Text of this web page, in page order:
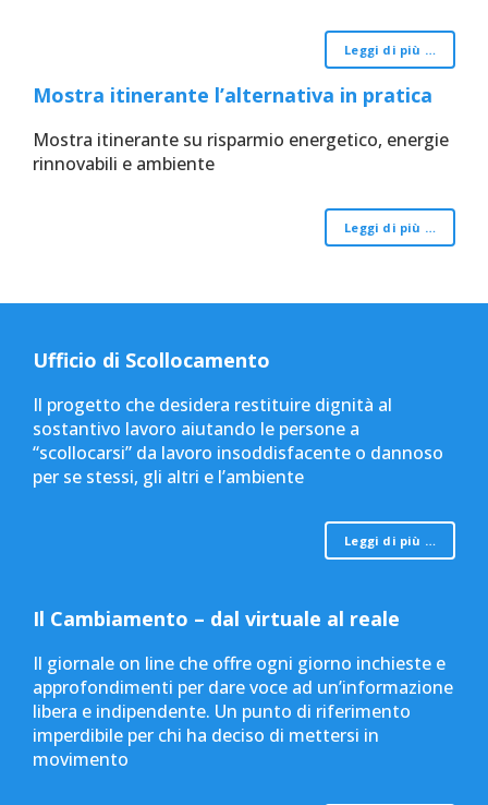
Leggi di più …
Mostra itinerante l’alternativa in pratica
Mostra itinerante su risparmio energetico, energie
rinnovabili e ambiente
Leggi di più …
Ufficio di Scollocamento
Il progetto che desidera restituire dignità al
sostantivo lavoro aiutando le persone a
“scollocarsi” da lavoro insoddisfacente o dannoso
per se stessi, gli altri e l’ambiente
Leggi di più …
Il Cambiamento – dal virtuale al reale
Il giornale on line che offre ogni giorno inchieste e
approfondimenti per dare voce ad un’informazione
libera e indipendente. Un punto di riferimento
imperdibile per chi ha deciso di mettersi in
movimento